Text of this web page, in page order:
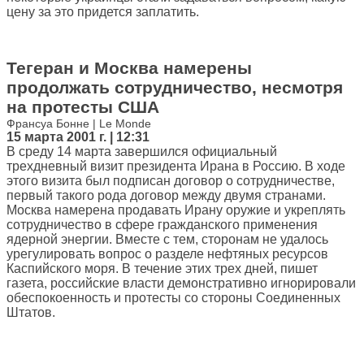
цену за это придется заплатить.
Тегеран и Москва намерены
продолжать сотрудничество, несмотря
на протесты США
Франсуа Бонне | Le Monde
15 марта 2001 г. | 12:31
В среду 14 марта завершился официальный
трехдневный визит президента Ирана в Россию. В ходе
этого визита был подписан договор о сотрудничестве,
первый такого рода договор между двумя странами.
Москва намерена продавать Ирану оружие и укреплять
сотрудничество в сфере гражданского применения
ядерной энергии. Вместе с тем, сторонам не удалось
урегулировать вопрос о разделе нефтяных ресурсов
Каспийского моря. В течение этих трех дней, пишет
газета, российские власти демонстративно игнорировали
обеспокоенность и протесты со стороны Соединенных
Штатов.